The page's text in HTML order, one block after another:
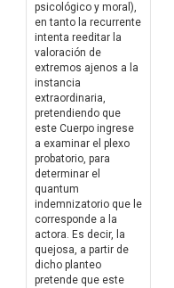
psicológico y moral),
en tanto la recurrente
intenta reeditar la
valoración de
extremos ajenos a la
instancia
extraordinaria,
pretendiendo que
este Cuerpo ingrese
a examinar el plexo
probatorio, para
determinar el
quantum
indemnizatorio que le
corresponde a la
actora. Es decir, la
quejosa, a partir de
dicho planteo
pretende que este